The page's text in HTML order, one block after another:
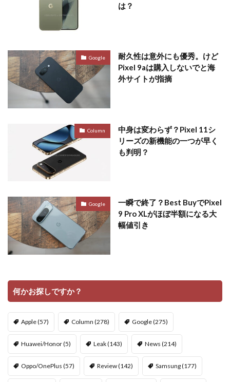
は？
Google
耐久性は意外にも優秀。けど
Pixel 9aは購入しないでと海
外サイトが指摘
Column
中身は変わらず？Pixel 11シ
リーズの新機能の一つが早く
も判明？
Google
一瞬で終了？Best BuyでPixel
9 Pro XLがほぼ半額になる大
幅値引き
何かお探しですか？
Apple(57) Column (278) Google(275)
Huawei/Honor(5) Leak(143) News (214)
Oppo/OnePlus (57) Review(142) Samsung(177)